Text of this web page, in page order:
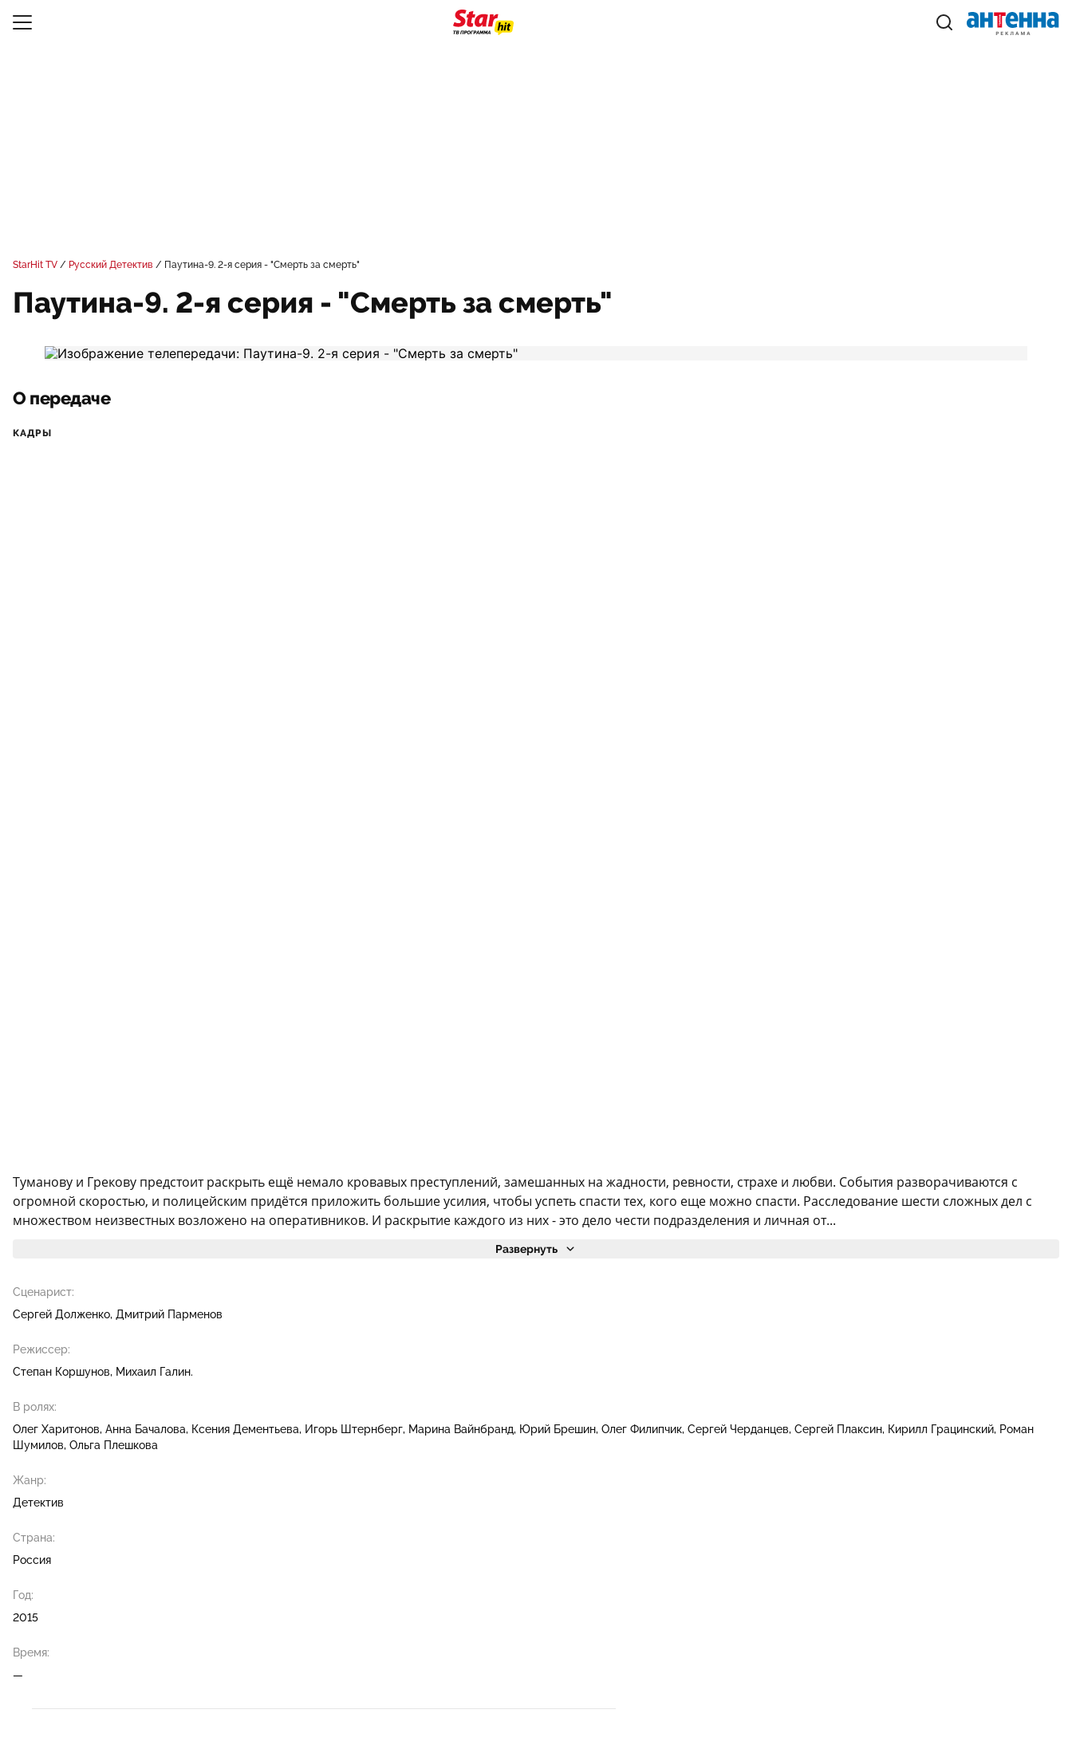
StarHit TV Русский Детектив Паутина-9. 2-я серия - "Смерть за смерть"
Паутина-9. 2-я серия - "Смерть за смерть"
О передаче
КАДРЫ
Туманову и Грекову предстоит раскрыть ещё немало кровавых преступлений, замешанных на жадности, ревности, страхе и любви. События разворачиваются с
огромной скоростью, и полицейским придётся приложить большие усилия, чтобы успеть спасти тех, кого еще можно спасти. Расследование шести сложных дел с
множеством неизвестных возложено на оперативников. И раскрытие каждого из них - это дело чести подразделения и личная от...
Развернуть
Сценарист:
Сергей Долженко Дмитрий Парменов
Режиссер:
Степан Коршунов
Михаил Галин.
В ролях:
Олег Харитонов Анна Бачалова Ксения Дементьева Игорь Штернберг Марина Вайнбранд Юрий Брешин Олег Филипчик Сергей Черданцев Сергей Плаксин Кирилл Грацинский Роман
Шумилов Ольга Плешкова
Жанр:
Детектив
Страна:
Россия
Год:
2015
Время:
—